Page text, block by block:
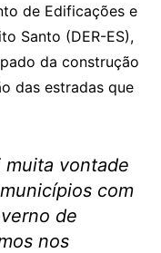
de Edificações e
Santo (DER-ES),
da construção
das estradas que
muita vontade
com
de
nos